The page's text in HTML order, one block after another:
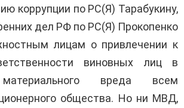
коррупции по РС(Я) Тарабукину,
дел РФ по РС(Я) Прокопенко
лицам о привлечении к
виновных лиц в
вреда всем
общества. Но ни МВД,